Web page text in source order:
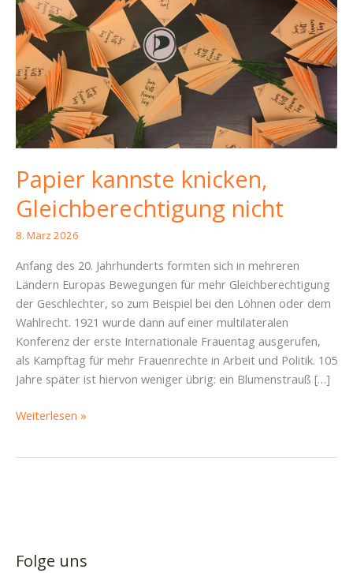
Papier kannste knicken,
Gleichberechtigung nicht
8. März 2026
Anfang des 20. Jahrhunderts formten sich in mehreren
Ländern Europas Bewegungen für mehr Gleichberechtigung
der Geschlechter, so zum Beispiel bei den Löhnen oder dem
Wahlrecht. 1921 wurde dann auf einer multilateralen
Konferenz der erste Internationale Frauentag ausgerufen,
als Kampftag für mehr Frauenrechte in Arbeit und Politik. 105
Jahre später ist hiervon weniger übrig: ein Blumenstrauß […]
Papier
Weiterlesen »
Folge uns